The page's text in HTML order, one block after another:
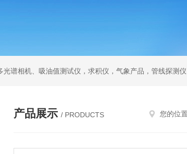
谱相机、吸油值测试仪，求积仪，气象产品，管线探测
产品展示 / PRODUCTS 您的位置